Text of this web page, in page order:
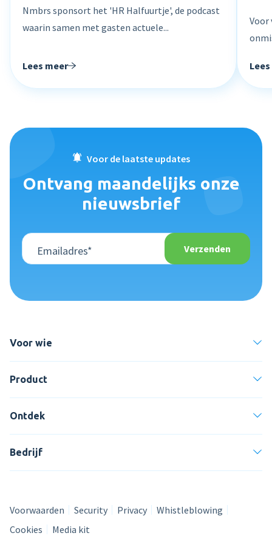
Nmbrs sponsort het 'HR Halfuurtje', de podcast
waarin samen met gasten actuele...
Lees meer
Voor
Voor de laatste updates
Ontvang maandelijks onze
nieuwsbrief
Voor wie
Product
Ontdek
Bedrijf
Voorwaarden Security Privacy
Whistleblowing
Cookies
Media kit